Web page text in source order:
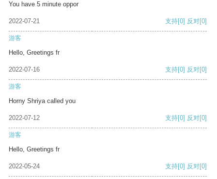
You have 5 minute oppor
2022-07-21 支持[0] 反对[0]
游客
Hello, Greetings fr
2022-07-16 支持[0] 反对[0]
游客
Horny Shriya called you
2022-07-12 支持[0] 反对[0]
游客
Hello, Greetings fr
2022-05-24 支持[0] 反对[0]